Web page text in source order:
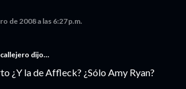
de 2008 a las 6:27 p.m.
dijo…
¿Y la de Affleck? ¿Sólo Amy Ryan?